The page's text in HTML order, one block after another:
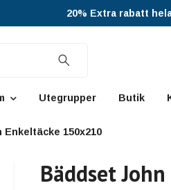
20% Extra rabatt
Utegrupper Butik
150x210
Bäddset